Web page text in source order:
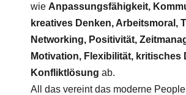
wie Anpassungsfähigkeit,
kreatives Denken, Arbeitsmoral,
Networking, Positivität,
Motivation, Flexibilität, kritisches
Konfliktlösung ab.
All das vereint das moderne